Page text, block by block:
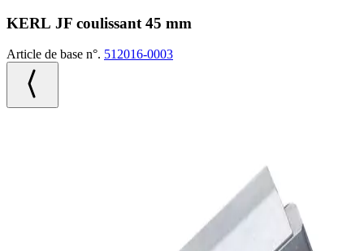
KERL JF coulissant 45 mm
Article de base n°. 512016-0003